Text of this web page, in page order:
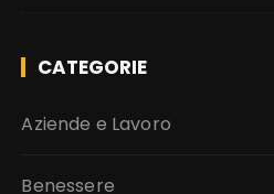
CATEGORIE
Aziende e Lavoro
Benessere